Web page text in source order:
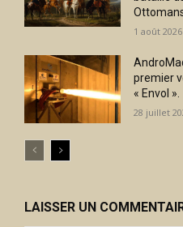
1 août 2026
premier
« Envol ».
28 juillet
LAISSER UN